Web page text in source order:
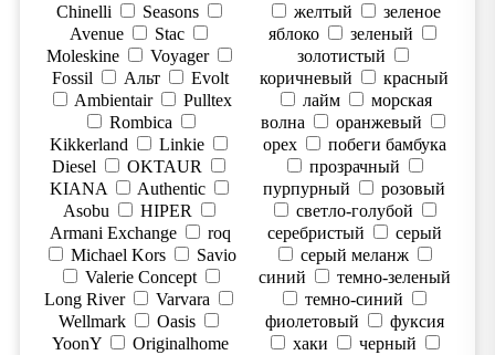
желтый
зеленое
яблоко
зеленый
золотистый
коричневый
красный
лайм
морская
волна
оранжевый
орех
побеги бамбука
прозрачный
пурпурный
розовый
светло-голубой
серебристый
серый
серый меланж
синий
темно-зеленый
темно-синий
фиолетовый
фуксия
хаки
черный
Chinelli
Seasons
Avenue
Stac
Moleskine
Voyager
Fossil
Альт
Evolt
Ambientair
Pulltex
Rombica
Kikkerland
Linkie
Diesel
OKTAUR
KIANA
Authentic
Asobu
HIPER
Armani Exchange
roq
Michael Kors
Savio
Valerie Concept
Long River
Varvara
Wellmark
Oasis
YoonY
Originalhome